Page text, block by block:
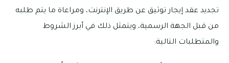
تجديد عقد إيجار توثيق عن طريق الإنترنت، ومراعاة ما يتم طلبه
من قبل الجهة الرسمية، ويتمثل ذلك في أبرز الشروط
والمتطلبات التالية: